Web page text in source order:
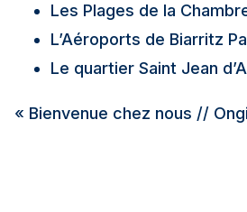
Les Plages de la
L’Aéroports de Biarritz
Le quartier Saint Jean
« Bienvenue chez nous //